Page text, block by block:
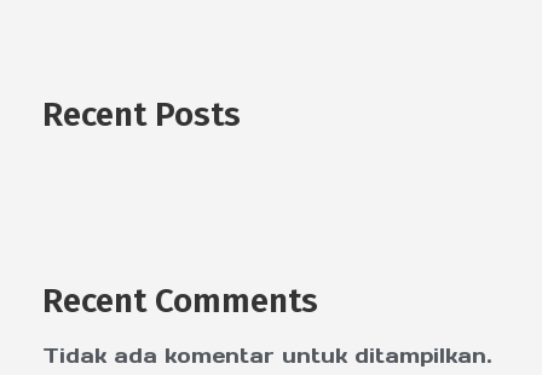
Recent Posts
Recent Comments
Tidak ada komentar untuk ditampilkan.